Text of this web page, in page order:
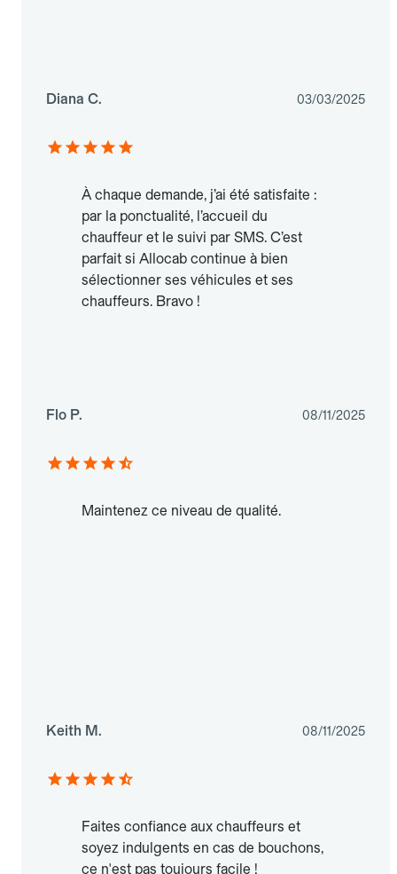
Diana C. 03/03/2025
À chaque demande, j’ai été satisfaite :
par la ponctualité, l’accueil du
chauffeur et le suivi par SMS. C’est
parfait si Allocab continue à bien
sélectionner ses véhicules et ses
chauffeurs. Bravo !
Flo P. 08/11/2025
Maintenez ce niveau de qualité.
Keith M. 08/11/2025
Faites confiance aux chauffeurs et
soyez indulgents en cas de bouchons,
ce n'est pas toujours facile !